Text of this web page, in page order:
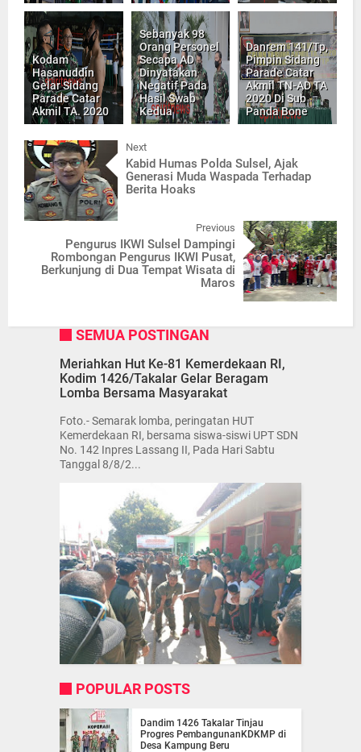
Kodam
Hasanuddin
Gelar Sidang
Parade Catar
Akmil TA. 2020
Sebanyak 98
Orang Personel
Secapa AD
Dinyatakan
Negatif Pada
Hasil Swab
Kedua
Danrem 141/Tp,
Pimpin Sidang
Parade Catar
Akmil TN-AD TA
2020 Di Sub
Panda Bone
Next
Kabid Humas Polda Sulsel, Ajak
Generasi Muda Waspada Terhadap
Berita Hoaks
Previous
Pengurus IKWI Sulsel Dampingi
Rombongan Pengurus IKWI Pusat,
Berkunjung di Dua Tempat Wisata di
Maros
SEMUA POSTINGAN
Meriahkan Hut Ke-81 Kemerdekaan RI,
Kodim 1426/Takalar Gelar Beragam
Lomba Bersama Masyarakat
Foto.- Semarak lomba, peringatan HUT
Kemerdekaan RI, bersama siswa-siswi UPT SDN
No. 142 Inpres Lassang II, Pada Hari Sabtu
Tanggal 8/8/2...
POPULAR POSTS
Dandim 1426 Takalar Tinjau
Progres PembangunanKDKMP di
Desa Kampung Beru